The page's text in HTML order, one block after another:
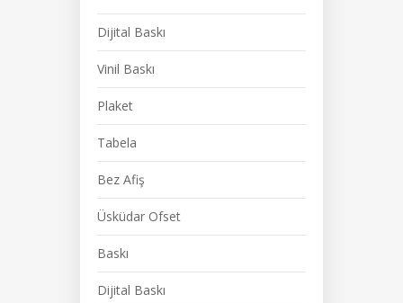
Dijital Baskı
Vinil Baskı
Plaket
Tabela
Bez Afiş
Üsküdar Ofset
Baskı
Dijital Baskı